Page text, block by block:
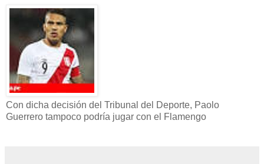
Con dicha decisión del Tribunal del Deporte, Paolo
Guerrero tampoco podría jugar con el Flamengo